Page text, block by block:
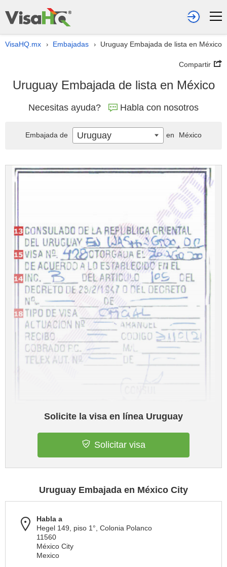
VisaHQ.mx › Embajadas › Uruguay Embajada de lista en México
Compartir
Uruguay Embajada de lista en México
Necesitas ayuda? Habla con nosotros
Solicite la visa en línea Uruguay
Solicitar visa
Uruguay Embajada en México City
Habla a
Hegel 149, piso 1°, Colonia Polanco
11560
México City
Mexico
Embajada de Uruguay en México